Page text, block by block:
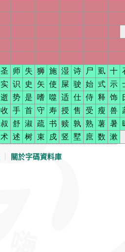
圣 师 失 狮 施 湿 诗 尸 虱 十
实 识 史 矢 使 屎 驶 始 式 示
逝 势 是 嗜 噬 适 仕 侍 释 饰
收 手 首 守 寿 授 售 受 瘦 兽
叔 舒 淑 疏 书 赎 孰 熟 薯 暑
术 述 树 束 戍 竖 墅 庶 数 漱
關於字碼資料庫